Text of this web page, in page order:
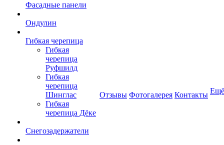
Фасадные панели
Ондулин
Гибкая черепица
Гибкая
черепица
Руфшилд
Гибкая
черепица
Шинглас
Гибкая
черепица Дёке
Снегозадержатели
Отзывы Фотогалерея Контакты Ещё